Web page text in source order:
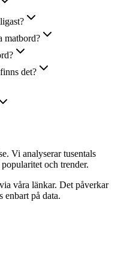
matbord?
det?
Vi analyserar tusentals
och trender.
våra länkar. Det påverkar
på data.